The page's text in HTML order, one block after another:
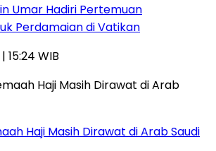
Umar Hadiri Pertemuan
Perdamaian di Vatikan
WIB
Haji Masih Dirawat di Arab Saudi